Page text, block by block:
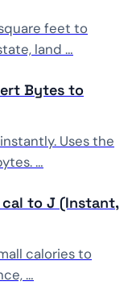
feet to
land …
Bytes to
Uses the
…
to J (Instant,
calories to
…